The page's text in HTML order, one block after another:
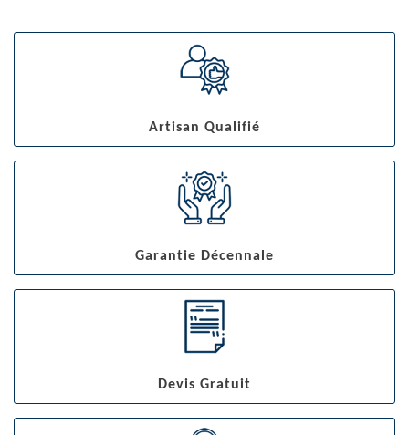
Artisan Qualifié
Garantie Décennale
Devis Gratuit